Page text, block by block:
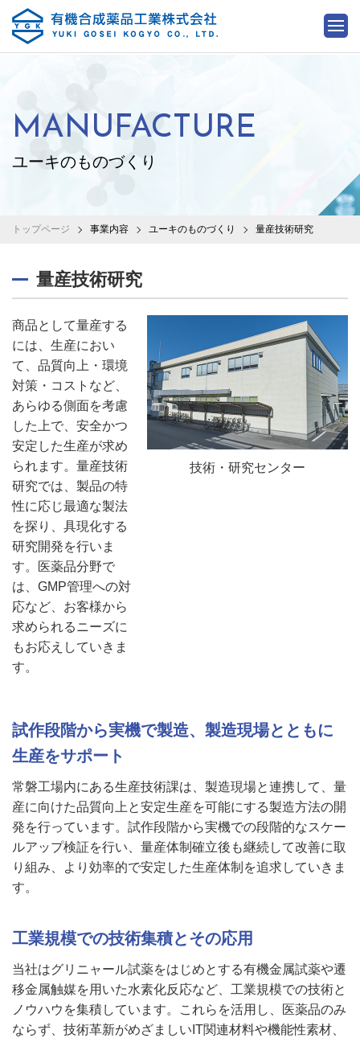
MANUFACTURE
ユーキのものづくり
トップページ 事業内容 ユーキのものづくり 量産技術研究
量産技術研究
技術・研究センター
商品として量産する
には、生産におい
て、品質向上・環境
対策・コストなど、
あらゆる側面を考慮
した上で、安全かつ
安定した生産が求め
られます。量産技術
研究では、製品の特
性に応じ最適な製法
を探り、具現化する
研究開発を行いま
す。医薬品分野で
は、GMP管理への対
応など、お客様から
求められるニーズに
もお応えしていきま
す。
試作段階から実機で製造、製造現場とともに
生産をサポート
常磐工場内にある生産技術課は、製造現場と連携して、量
産に向けた品質向上と安定生産を可能にする製造方法の開
発を行っています。試作段階から実機での段階的なスケー
ルアップ検証を行い、量産体制確立後も継続して改善に取
り組み、より効率的で安定した生産体制を追求していきま
す。
工業規模での技術集積とその応用
当社はグリニャール試薬をはじめとする有機金属試薬や遷
移金属触媒を用いた水素化反応など、工業規模での技術と
ノウハウを集積しています。これらを活用し、医薬品のみ
ならず、技術革新がめざましいIT関連材料や機能性素材、